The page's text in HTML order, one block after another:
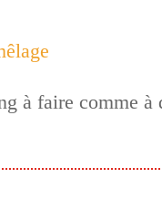
à faire comme